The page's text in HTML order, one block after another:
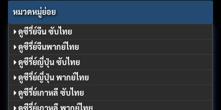
หมวดหมู่ย่อย
ดูซีรี่ย์จีน ซับไทย
ดูซีรี่ย์จีนพากย์ไทย
ดูซีรี่ย์ญี่ปุ่น ซับไทย
ดูซีรี่ย์ญี่ปุ่น พากย์ไทย
ดูซีรี่ย์เกาหลี ซับไทย
ดูซีรี่ย์เกาหลี พากย์ไทย